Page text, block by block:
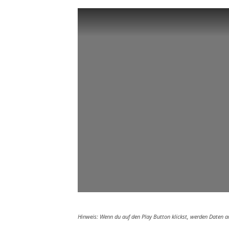
Hinweis: Wenn du auf den Play Button klickst, werden Daten